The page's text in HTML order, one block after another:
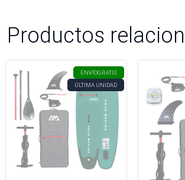
Productos
ENVÍOGRATIS
ÚLTIMA UNIDAD